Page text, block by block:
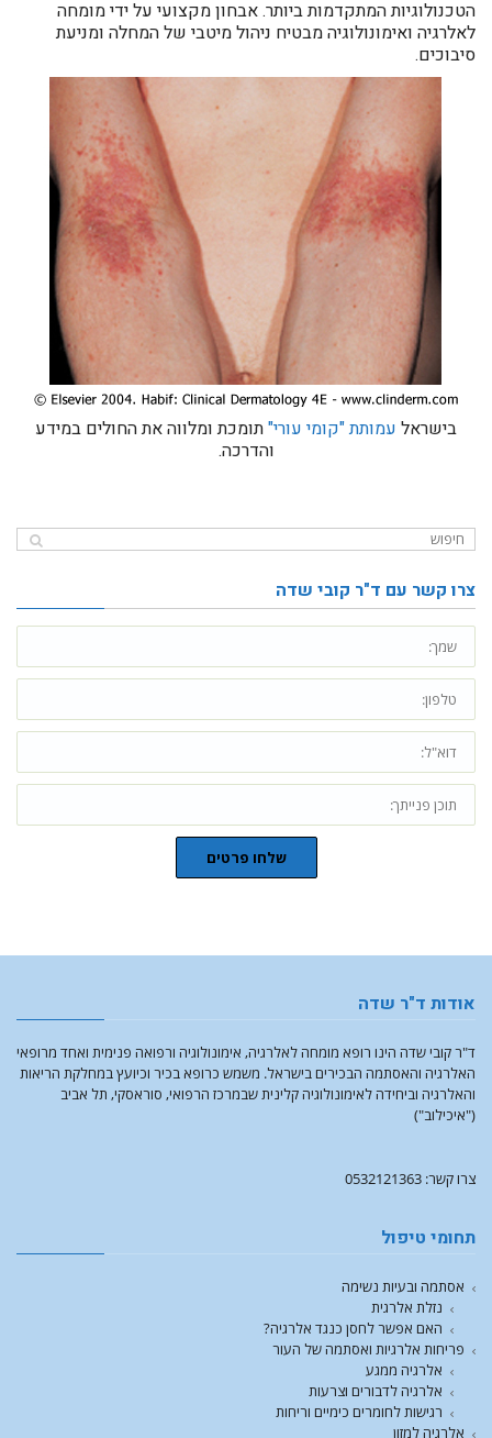
הטכנולוגיות המתקדמות ביותר. אבחון מקצועי על ידי מומחה
לאלרגיה ואימונולוגיה מבטיח ניהול מיטבי של המחלה ומניעת
סיבוכים.
בישראל עמותת "קומי עורי"תומכת ומלווה את החולים במידע
והדרכה.
צרו קשר עם ד"ר קובי שדה
שלחו פרטים
אודות ד"ר שדה
ד"ר קובי שדה הינו רופא מומחה לאלרגיה, אימונולוגיה ורפואה פנימית ואחד מרופאי
האלרגיה והאסתמה הבכירים בישראל. משמש כרופא בכיר וכיועץ במחלקת הריאות
והאלרגיה וביחידה לאימונולוגיה קלינית שבמרכז הרפואי, סוראסקי, תל אביב
("איכילוב")
צרו קשר: 0532121363
תחומי טיפול
אסתמה ובעיות נשימה
נזלת אלרגית
האם אפשר לחסן כנגד אלרגיה?
פריחות אלרגיות ואסתמה של העור
אלרגיה ממגע
אלרגיה לדבורים וצרעות
רגישות לחומרים כימיים וריחות
אלרגיה למזון